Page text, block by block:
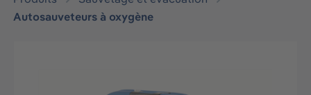
Autosauveteurs à oxygène